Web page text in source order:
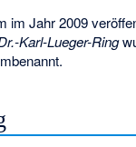
im Jahr 2009
Karl-Lueger-Ring